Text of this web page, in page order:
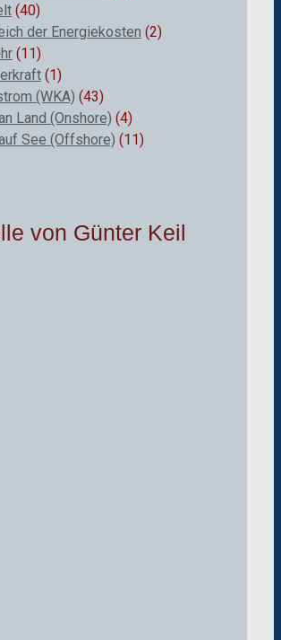
(40)
der Energiekosten (2)
(11)
(1)
(WKA) (43)
Land (Onshore) (4)
See (Offshore) (11)
von Günter Keil